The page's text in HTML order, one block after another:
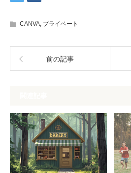
CANVA プライベート
前の記事